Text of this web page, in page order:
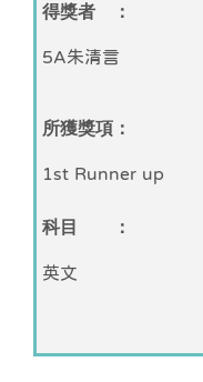
得獎者 ：
5A朱清言
所獲獎項：
1st Runner up
科目 ：
英文